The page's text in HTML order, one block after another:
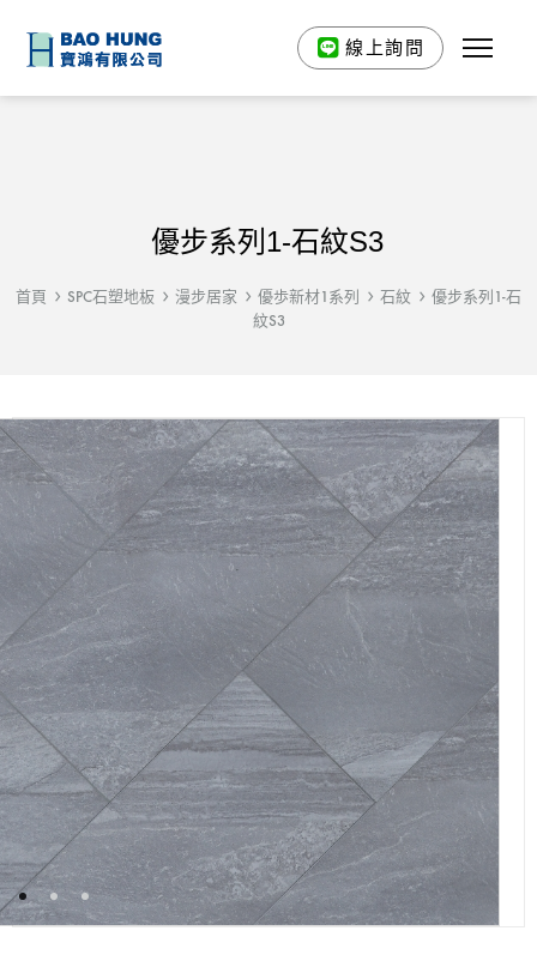
線上詢問
優步系列1-石紋S3
首頁 SPC石塑地板 漫步居家 優歩新材1系列 石紋
優步系列1-石
紋S3